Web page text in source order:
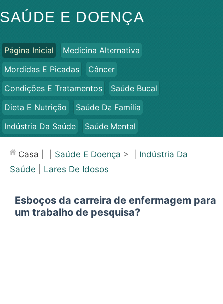
SAÚDE E DOENÇA
Página Inicial
Medicina Alternativa
Mordidas E Picadas
Câncer
Condições E Tratamentos
Saúde Bucal
Dieta E Nutrição
Saúde Da Família
Indústria Da Saúde
Saúde Mental
Saúde
Casa Saúde E Doença > | Indústria Da
Saúde
Lares De Idosos
Esboços da carreira de enfermagem para
um trabalho de pesquisa?